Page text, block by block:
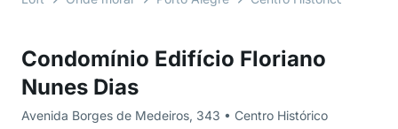
Condomínio Edifício Floriano
Nunes Dias
Avenida Borges de Medeiros, 343 • Centro Histórico